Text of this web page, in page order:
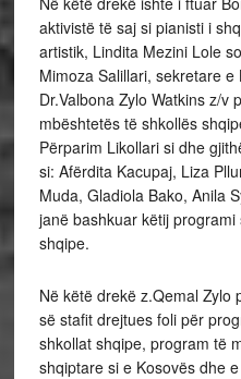
aktivistë të saj si pianisti i
artistik, Lindita Mezini Lole
Mimoza Salillari, sekretare e
Dr.Valbona Zylo Watkins z/v
mbështetës të shkollës
Përparim Likollari si dhe
si: Afërdita Kacupaj, Liza
Muda, Gladiola Bako, Anila
janë bashkuar këtij
shqipe.
Në këtë drekë z.Qemal Zylo
së stafit drejtues foli për
shkollat shqipe, program të
shqiptare si e Kosovës dhe